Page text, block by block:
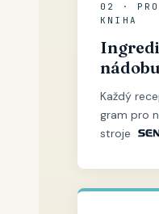
02 ·
KNIHA
Každý
gram pro
stroje